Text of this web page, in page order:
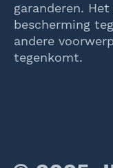
garanderen.
bescherming
andere
tegenkomt.